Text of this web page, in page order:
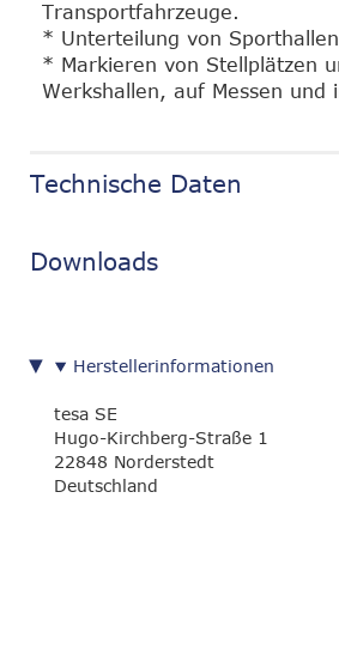
Transportfahrzeuge.
* Unterteilung von
* Markieren von Stellplätzen
Werkshallen, auf Messen und
Technische Daten
Downloads
Herstellerinformationen
tesa SE
Hugo-Kirchberg-Straße 1
22848 Norderstedt
Deutschland